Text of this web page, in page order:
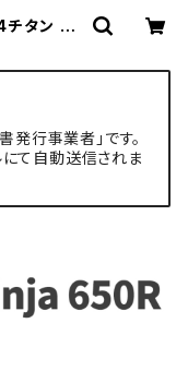
タン ブ
発行事業者」です。
て自動送信されま